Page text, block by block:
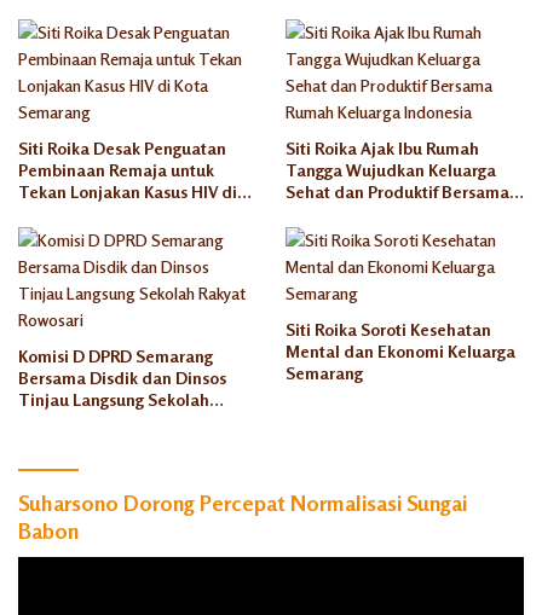
Siti Roika Desak Penguatan
Pembinaan Remaja untuk
Tekan Lonjakan Kasus HIV di
Siti Roika Ajak Ibu Rumah
Tangga Wujudkan Keluarga
Sehat dan Produktif Bersama
Komisi D DPRD Semarang
Bersama Disdik dan Dinsos
Tinjau Langsung Sekolah
Siti Roika Soroti Kesehatan
Mental dan Ekonomi Keluarga
Semarang
Suharsono Dorong Percepat Normalisasi Sungai
Babon